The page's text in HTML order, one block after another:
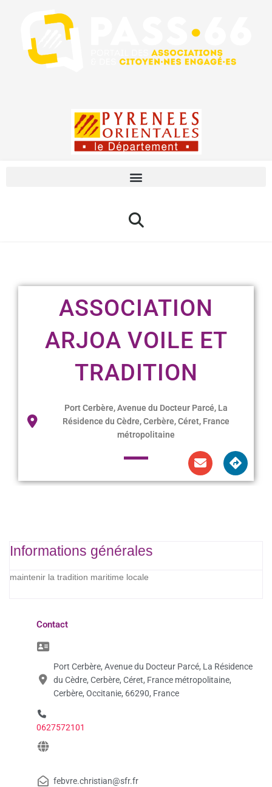
ASSOCIATION
ARJOA VOILE ET
TRADITION
Port Cerbère, Avenue du Docteur Parcé, La
Résidence du Cèdre, Cerbère, Céret, France
métropolitaine
Informations générales
maintenir la tradition maritime locale
Contact
Port Cerbère, Avenue du Docteur Parcé, La Résidence
du Cèdre, Cerbère, Céret, France métropolitaine,
Cerbère, Occitanie, 66290, France
0627572101
febvre.christian@sfr.fr